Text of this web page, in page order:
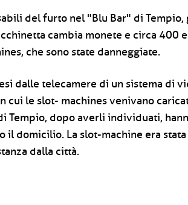
del furto nel "Blu Bar" di Tempio,
cambia monete e circa 400
che sono state danneggiate.
dalle telecamere di un sistema di
cui le slot- machines venivano
Tempio, dopo averli individuati,
il domicilio. La slot-machine era
dalla città.